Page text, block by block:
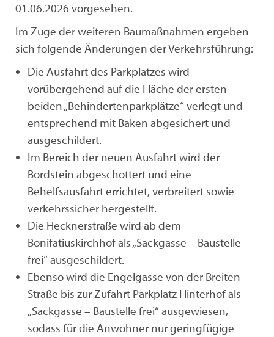
01.06.2026 vorgesehen.
Im Zuge der weiteren Baumaßnahmen ergeben
sich folgende Änderungen der Verkehrsführung:
Die Ausfahrt des Parkplatzes wird
vorübergehend auf die Fläche der ersten
beiden „Behindertenparkplätze“ verlegt und
entsprechend mit Baken abgesichert und
ausgeschildert.
Im Bereich der neuen Ausfahrt wird der
Bordstein abgeschottert und eine
Behelfsausfahrt errichtet, verbreitert sowie
verkehrssicher hergestellt.
Die Hecknerstraße wird ab dem
Bonifatiuskirchhof als „Sackgasse – Baustelle
frei“ ausgeschildert.
Ebenso wird die Engelgasse von der Breiten
Straße bis zur Zufahrt Parkplatz Hinterhof als
„Sackgasse – Baustelle frei“ ausgewiesen,
sodass für die Anwohner nur geringfügige